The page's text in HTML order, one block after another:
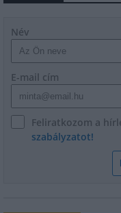
Név
E-mail cím
Feliratkozom a
szabályzatot!